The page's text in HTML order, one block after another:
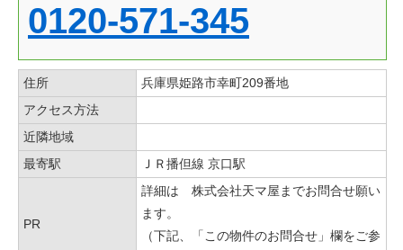
0120-571-345
住所
兵庫県姫路市幸町209番地
アクセス方法
近隣地域
最寄駅
ＪＲ播但線 京口駅
PR
詳細は 株式会社天マ屋までお問合せ願い
ます。
（下記、「この物件のお問合せ」欄をご参